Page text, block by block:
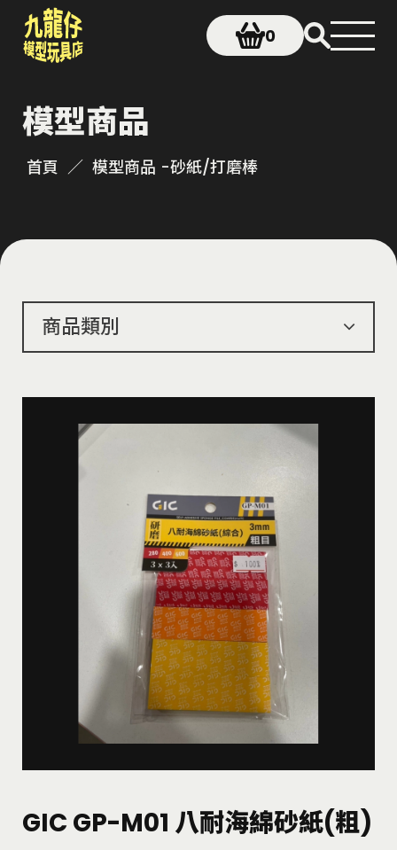
0
模型商品
首頁 模型商品 -砂紙/打磨棒
商品類別
GIC GP-M01 八耐海綿砂紙(粗)